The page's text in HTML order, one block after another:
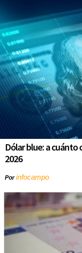
Dólar blue: a
2026
Porinfocampo